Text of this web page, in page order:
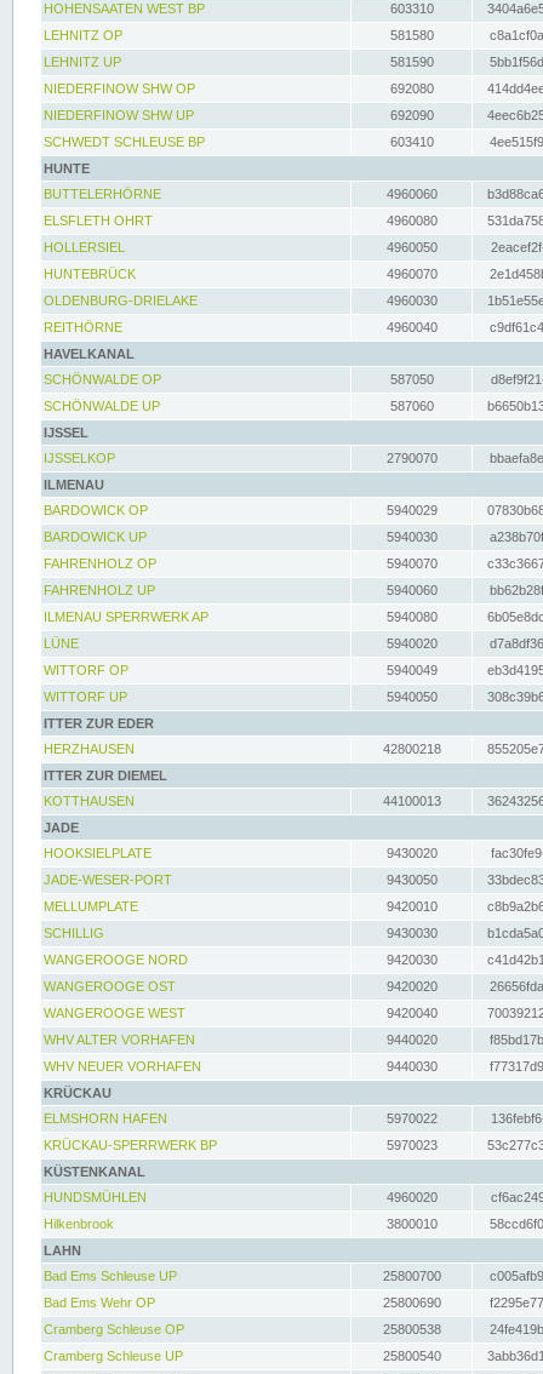
HOHENSAATEN WEST BP
603310
LEHNITZ OP
581580
LEHNITZ UP
581590
NIEDERFINOW SHW OP
692080
NIEDERFINOW SHW UP
692090
SCHWEDT SCHLEUSE BP
603410
HUNTE
BUTTELERHÖRNE
4960060
ELSFLETH OHRT
4960080
HOLLERSIEL
4960050
HUNTEBRÜCK
4960070
OLDENBURG-DRIELAKE
4960030
REITHÖRNE
4960040
HAVELKANAL
SCHÖNWALDE OP
587050
SCHÖNWALDE UP
587060
IJSSEL
IJSSELKOP
2790070
ILMENAU
BARDOWICK OP
5940029
BARDOWICK UP
5940030
FAHRENHOLZ OP
5940070
FAHRENHOLZ UP
5940060
ILMENAU SPERRWERK AP
5940080
LÜNE
5940020
WITTORF OP
5940049
WITTORF UP
5940050
ITTER ZUR EDER
HERZHAUSEN
42800218
ITTER ZUR DIEMEL
KOTTHAUSEN
44100013
JADE
HOOKSIELPLATE
9430020
JADE-WESER-PORT
9430050
MELLUMPLATE
9420010
SCHILLIG
9430030
WANGEROOGE NORD
9420030
WANGEROOGE OST
9420020
WANGEROOGE WEST
9420040
WHV ALTER VORHAFEN
9440020
WHV NEUER VORHAFEN
9440030
KRÜCKAU
ELMSHORN HAFEN
5970022
KRÜCKAU-SPERRWERK BP
5970023
KÜSTENKANAL
HUNDSMÜHLEN
4960020
Hilkenbrook
3800010
LAHN
Bad Ems Schleuse UP
25800700
Bad Ems Wehr OP
25800690
Cramberg Schleuse OP
25800538
Cramberg Schleuse UP
25800540